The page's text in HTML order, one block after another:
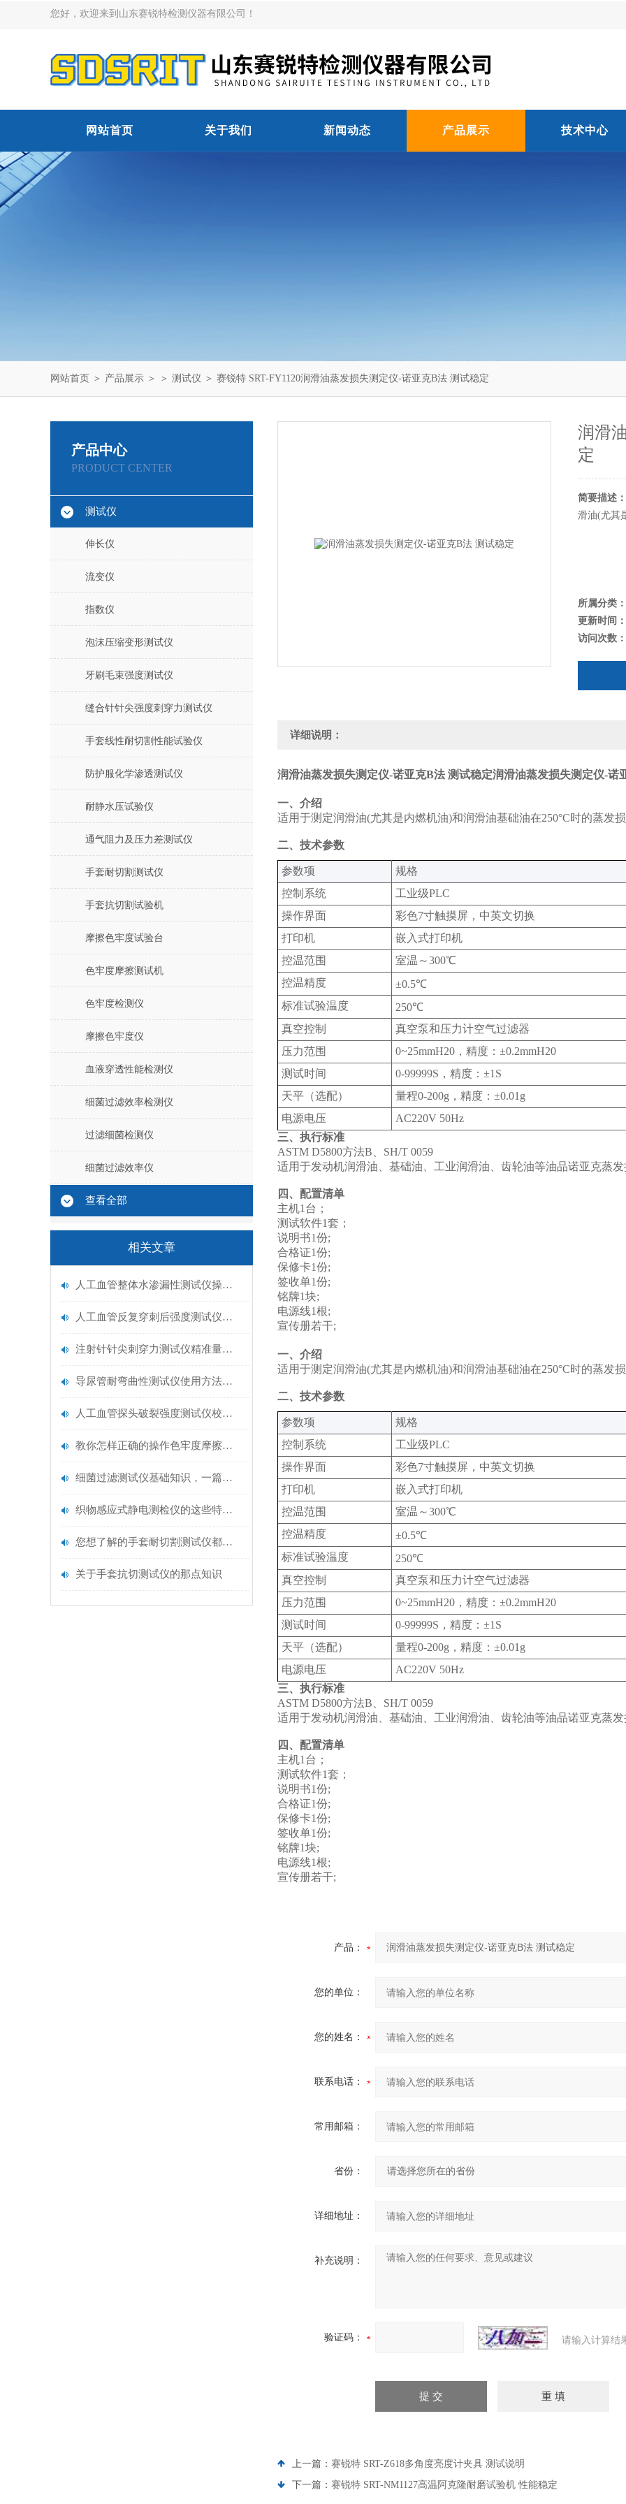
您好，欢迎来到山东赛锐特检测仪器有限公司！
网站首页 关于我们 新闻动态 产品展示 技术中心
网站首页 ＞ 产品展示 ＞ ＞ 测试仪 ＞ 赛锐特 SRT-FY1120润滑油蒸发损失测定仪-诺亚克B法 测试稳定
产品中心
PRODUCT CENTER
测试仪
伸长仪
流变仪
指数仪
泡沫压缩变形测试仪
牙刷毛束强度测试仪
缝合针针尖强度刺穿力测试仪
手套线性耐切割性能试验仪
防护服化学渗透测试仪
耐静水压试验仪
通气阻力及压力差测试仪
手套耐切割测试仪
手套抗切割试验机
摩擦色牢度试验台
色牢度摩擦测试机
色牢度检测仪
摩擦色牢度仪
血液穿透性能检测仪
细菌过滤效率检测仪
过滤细菌检测仪
细菌过滤效率仪
查看全部
相关文章
人工血管整体水渗漏性测试仪操作中最容易出错的步骤
人工血管反复穿刺后强度测试仪是什么？透析患者的“生命管“质量靠它把关！
注射针针尖刺穿力测试仪精准量化针尖锋利度，构筑临床安全防线
导尿管耐弯曲性测试仪使用方法与操作规范
人工血管探头破裂强度测试仪校准规范：精准赋能医疗安全的技术基准
教你怎样正确的操作色牢度摩擦测试机
细菌过滤测试仪基础知识，一篇搞定
织物感应式静电测检仪的这些特点很少有人都知道
您想了解的手套耐切割测试仪都在这里了
关于手套抗切测试仪的那点知识
润滑
定
简要描述：
滑油(尤其
所属分类：
更新时间：
访问次数：
详细说明：
润滑油蒸发损失测定仪-诺亚克B法 测试稳定润滑油蒸发损失测定仪-诺
一、介绍
适用于测定润滑油(尤其是内燃机油)和润滑油基础油在250°C时的蒸发
二、技术参数
‌参数项‌
规格‌
控制系统
工业级PLC
操作界面
彩色7寸触摸屏，中英文切换
打印机
嵌入式打印机
控温范围
室温～300℃
控温精度
±0.5℃
标准试验温度
250℃
真空控制
真空泵和压力计空气过滤器
压力范围
0~25mmH20，精度：±0.2mmH20
测试时间
0-99999S，精度：±1S
天平（选配）
量程0-200g，精度：±0.01g
电源电压
AC220V 50Hz
三、执行标准
ASTM D5800方法B、SH/T 0059
适用于发动机润滑油、基础油、工业润滑油、齿轮油等油品诺亚克蒸
四、配置清单
主机1台；
测试软件1套；
说明书1份;
合格证1份;
保修卡1份;
签收单1份;
铭牌1块;
电源线1根;
宣传册若干;
一、介绍
适用于测定润滑油(尤其是内燃机油)和润滑油基础油在250°C时的蒸发
二、技术参数
‌参数项‌
规格‌
控制系统
工业级PLC
操作界面
彩色7寸触摸屏，中英文切换
打印机
嵌入式打印机
控温范围
室温～300℃
控温精度
±0.5℃
标准试验温度
250℃
真空控制
真空泵和压力计空气过滤器
压力范围
0~25mmH20，精度：±0.2mmH20
测试时间
0-99999S，精度：±1S
天平（选配）
量程0-200g，精度：±0.01g
电源电压
AC220V 50Hz
三、执行标准
ASTM D5800方法B、SH/T 0059
适用于发动机润滑油、基础油、工业润滑油、齿轮油等油品诺亚克蒸
四、配置清单
主机1台；
测试软件1套；
说明书1份;
合格证1份;
保修卡1份;
签收单1份;
铭牌1块;
电源线1根;
宣传册若干;
产品：
您的单位：
您的姓名：
联系电话：
常用邮箱：
省份：
详细地址：
补充说明：
验证码： 请输入计算结
上一篇： 赛锐特 SRT-Z618多角度亮度计夹具 测试说明
下一篇： 赛锐特 SRT-NM1127高温阿克隆耐磨试验机‌ 性能稳定